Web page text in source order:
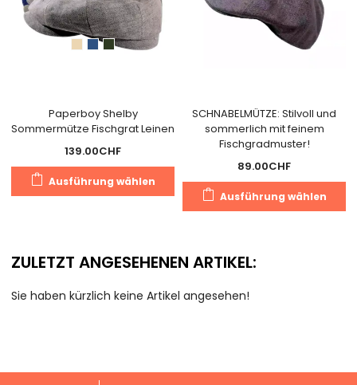
Paperboy Shelby
Sommermütze Fischgrat Leinen
139.00CHF
Ausführung wählen
Produkt
weist
auf.
Optionen
Produktseite
SCHNABELMÜTZE: Stilvoll und
sommerlich mit feinem
Fischgradmuster!
89.00CHF
Ausführung wählen
ZULETZT ANGESEHENEN ARTIKEL:
Sie haben kürzlich keine Artikel angesehen!